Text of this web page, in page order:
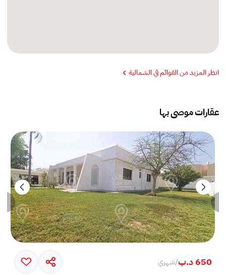
انظر المزيد من القوائم في الشمالية
عقارات موصى بها
650 د.ب /شهري